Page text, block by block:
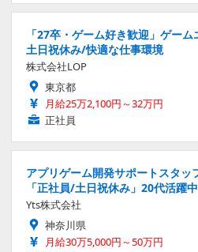
「27卒・ゲーム好き歓迎」ゲー
土日祝休み/快適な仕事環境
株式会社LOP
東京都
月給25万2,100円～32万円
正社員
アプリゲーム開発サポートスタッ
「正社員/土日祝休み」20代活躍中
Yts株式会社
神奈川県
月給30万5,000円～50万円